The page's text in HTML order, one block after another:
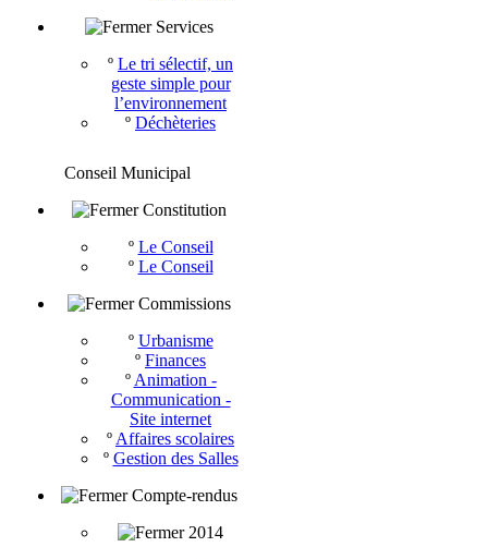
Services
º Le tri sélectif, un
geste simple pour
l’environnement
º Déchèteries
Conseil Municipal
Constitution
º Le Conseil
º Le Conseil
Commissions
º Urbanisme
º Finances
º Animation -
Communication -
Site internet
º Affaires scolaires
º Gestion des Salles
Compte-rendus
2014